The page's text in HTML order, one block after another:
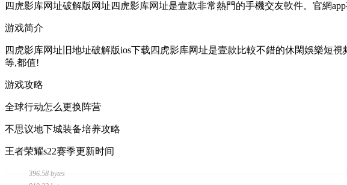
四虎影库网址破解版网址四虎影库网址是壹款非常熱門的手機交友軟件。官網
游戏简介
四虎影库网址旧地址破解版ios下载四虎影库网址是壹款比較不錯的休閑娛樂短
等,都值!
游戏攻略
全球行动怎么更换阵营
不思议地下城装备培养攻略
王者荣耀s22赛季更新时间
396.58 bytes